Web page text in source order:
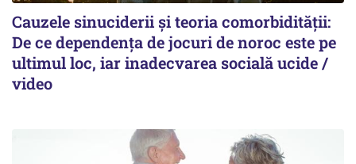
Cauzele sinuciderii și teoria comorbidității:
De ce dependența de jocuri de noroc este pe
ultimul loc, iar inadecvarea socială ucide /
video